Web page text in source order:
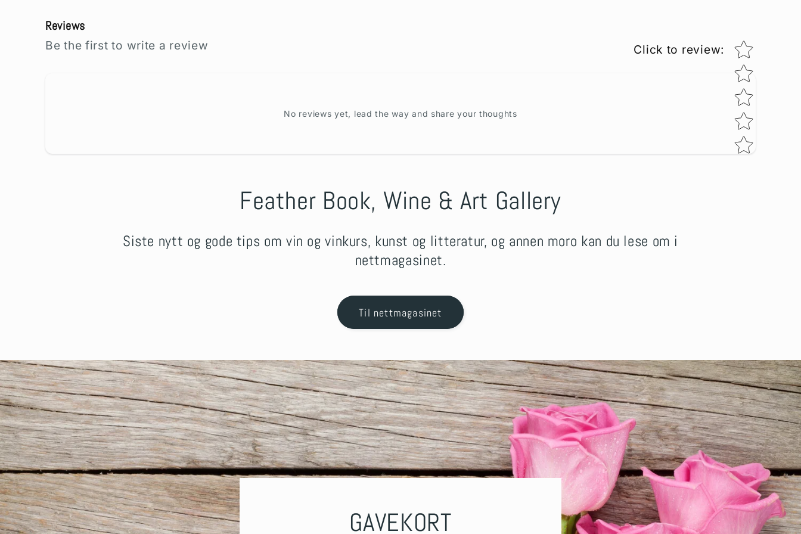
Reviews
Be the first to write a review Click to review: Star rating
No reviews yet, lead the way and share your thoughts
Feather Book, Wine & Art Gallery
Siste nytt og gode tips om vin og vinkurs, kunst og litteratur, og annen moro kan du lese om i
nettmagasinet.
Til nettmagasinet
GAVEKORT